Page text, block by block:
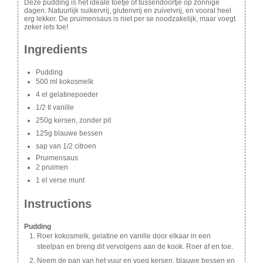
Deze pudding is hét ideale toetje of tussendoortje op zonnige
dagen. Natuurlijk suikervrij, glutenvrij en zuivelvrij, en vooral heel
erg lekker. De pruimensaus is niet per se noodzakelijk, maar voegt
zeker iets toe!
Ingredients
Pudding
500 ml kokosmelk
4 el gelatinepoeder
1/2 tl vanille
250g kersen, zonder pit
125g blauwe bessen
sap van 1/2 citroen
Pruimensaus
2 pruimen
1 el verse munt
Instructions
Pudding
Roer kokosmelk, gelatine en vanille door elkaar in een
steelpan en breng dit vervolgens aan de kook. Roer af en toe.
Neem de pan van het vuur en voeg kersen, blauwe bessen en